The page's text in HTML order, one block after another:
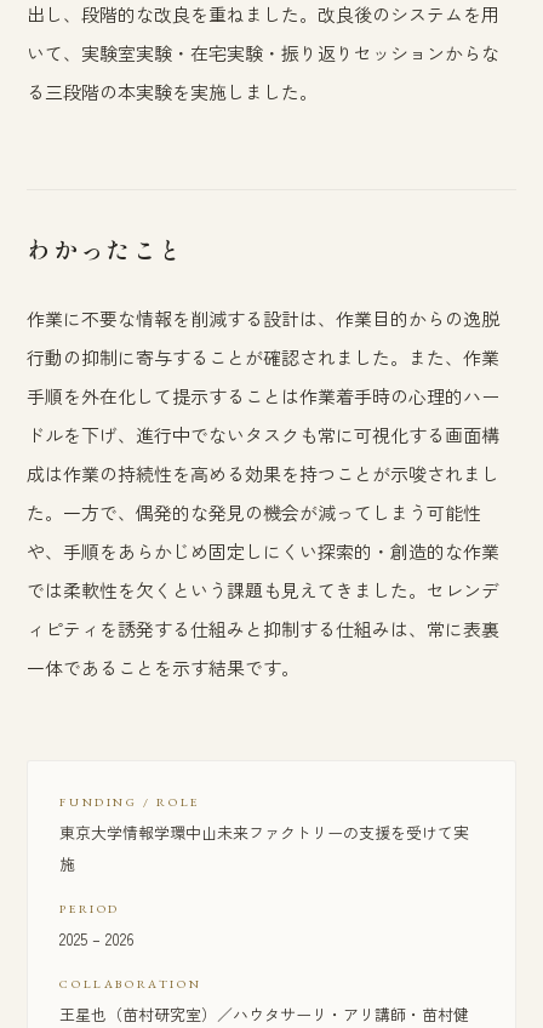
出し、段階的な改良を重ねました。改良後のシステムを用
いて、実験室実験・在宅実験・振り返りセッションからな
る三段階の本実験を実施しました。
わかったこと
作業に不要な情報を削減する設計は、作業目的からの逸脱
行動の抑制に寄与することが確認されました。また、作業
手順を外在化して提示することは作業着手時の心理的ハー
ドルを下げ、進行中でないタスクも常に可視化する画面構
成は作業の持続性を高める効果を持つことが示唆されまし
た。一方で、偶発的な発見の機会が減ってしまう可能性
や、手順をあらかじめ固定しにくい探索的・創造的な作業
では柔軟性を欠くという課題も見えてきました。セレンデ
ィピティを誘発する仕組みと抑制する仕組みは、常に表裏
一体であることを示す結果です。
FUNDING / ROLE
東京大学情報学環中山未来ファクトリーの支援を受けて実
施
PERIOD
2025 – 2026
COLLABORATION
王星也（苗村研究室）／ハウタサーリ・アリ講師・苗村健